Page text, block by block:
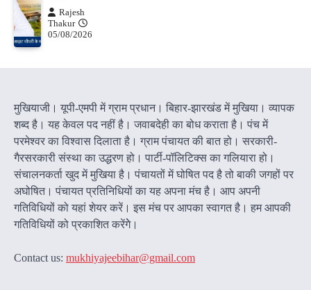
Rajesh
Thakur
05/08/2026
मुखियाजी। यूपी-एमपी में ग्राम प्रधान। बिहार-झारखंड में मुखिया। व्यापक
शब्द है। यह केवल पद नहीं है। जवाबदेही का बोध कराता है। पंच में
परमेश्वर का विश्वास दिलाता है। ग्राम पंचायत की बात हो। सरकारी-
गैरसरकारी संस्था का उद्धरण हो। पार्टी-पॉलिटिक्स का गलियारा हो।
संचालनकर्ता खुद में मुखिया है। पंचायतों में घोषित पद है तो बाकी जगहों पर
अघोषित। पंचायत प्रतिनिधियों का यह अपना मंच है। आप अपनी
गतिविधियों को यहां शेयर करें। इस मंच पर आपका स्वागत है। हम आपकी
गतिविधियों को प्रकाशित करेंगेे।
Contact us: mukhiyajeebihar@gmail.com